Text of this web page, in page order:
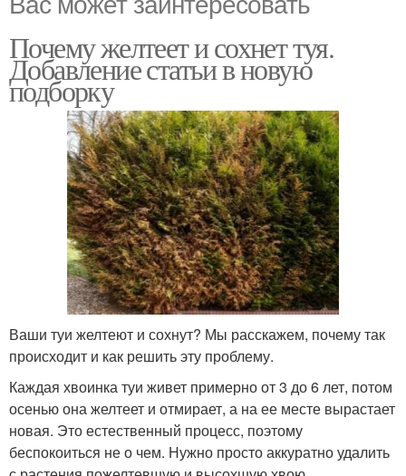
Почему желтеет и сохнет туя.
Добавление статьи в новую
подборку
Ваши туи желтеют и сохнут? Мы расскажем, почему так
происходит и как решить эту проблему.
Каждая хвоинка туи живет примерно от 3 до 6 лет, потом
осенью она желтеет и отмирает, а на ее месте вырастает
новая. Это естественный процесс, поэтому
беспокоиться не о чем. Нужно просто аккуратно удалить